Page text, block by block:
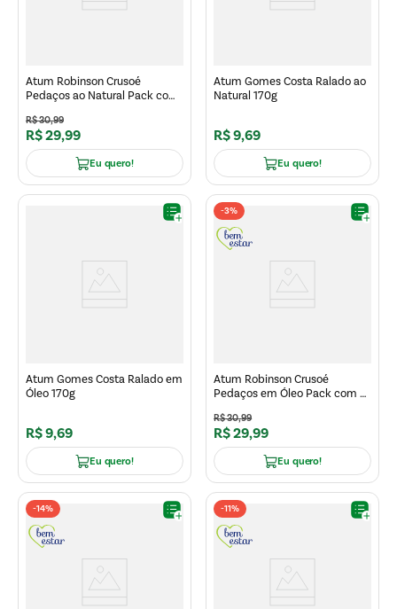
Atum Robinson Crusoé
Pedaços ao Natural Pack com
R$30,99
R$29,99
Eu quero!
Atum Gomes Costa Ralado ao
Natural 170g
R$9,69
Eu quero!
Atum Gomes Costa Ralado em
Óleo 170g
R$9,69
Eu quero!
-3%
Atum Robinson Crusoé
Pedaços em Óleo Pack com 3
R$30,99
R$29,99
Eu quero!
-14% -11%